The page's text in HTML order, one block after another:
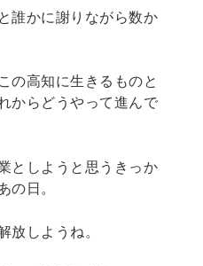
誰かに謝りながら数か
の高知に生きるものと
からどうやって進んで
としようと思うきっか
の日。
放しようね。